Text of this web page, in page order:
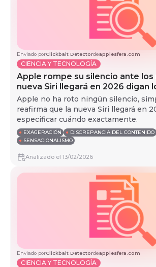
Enviado porClickbait Detectordeapplesfera.com
CIENCIA Y TECNOLOGÍA
Apple rompe su silencio ante los
nueva Siri llegará en 2026 digan
Apple no ha roto ningún silencio,
reafirma que la nueva Siri llegará en
especificar cuándo exactamente.
● EXAGERACIÓN ● DISCREPANCIA DEL CONTENIDO
● SENSACIONALISMO
Analizado el 13/02/2026
Enviado porClickbait Detectordeapplesfera.com
CIENCIA Y TECNOLOGÍA